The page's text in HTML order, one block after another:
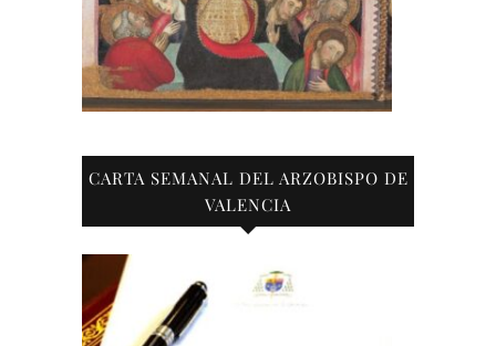
CARTA SEMANAL DEL ARZOBISPO DE
VALENCIA